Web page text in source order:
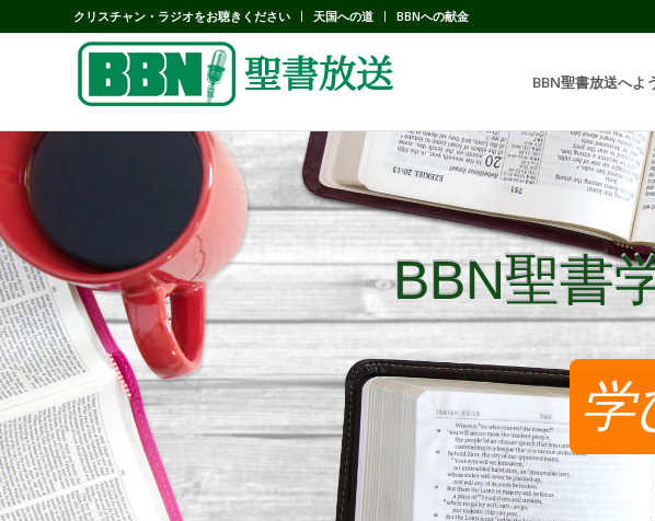
クリスチャン・ラジオをお聴きください 天国への道 BBNへの献金
BBN聖書放送へよ
BBN聖書
BBN聖書
学